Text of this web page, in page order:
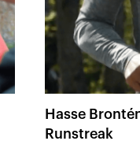
Hasse
Runstreak